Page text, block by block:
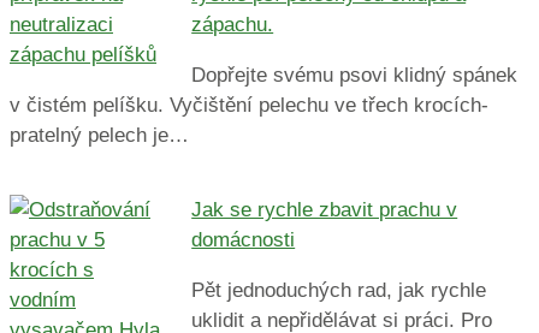
zápachu.
Dopřejte svému psovi klidný spánek
v čistém pelíšku. Vyčištění pelechu ve třech krocích-
pratelný pelech je…
Jak se rychle zbavit prachu v
domácnosti
Pět jednoduchých rad, jak rychle
uklidit a nepřidělávat si práci. Pro